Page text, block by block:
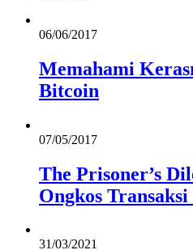
06/06/2017
Memahami
Bitcoin
07/05/2017
The Prisoner’s
Ongkos
31/03/2021